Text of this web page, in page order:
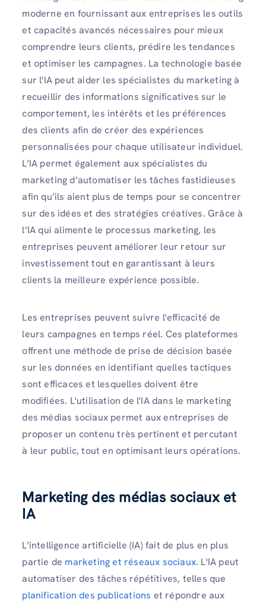
moderne en fournissant aux entreprises les outils
et capacités avancés nécessaires pour mieux
comprendre leurs clients, prédire les tendances
et optimiser les campagnes. La technologie basée
sur l'IA peut aider les spécialistes du marketing à
recueillir des informations significatives sur le
comportement, les intérêts et les préférences
des clients afin de créer des expériences
personnalisées pour chaque utilisateur individuel.
L’IA permet également aux spécialistes du
marketing d’automatiser les tâches fastidieuses
afin qu’ils aient plus de temps pour se concentrer
sur des idées et des stratégies créatives. Grâce à
l’IA qui alimente le processus marketing, les
entreprises peuvent améliorer leur retour sur
investissement tout en garantissant à leurs
clients la meilleure expérience possible.
Les entreprises peuvent suivre l'efficacité de
leurs campagnes en temps réel. Ces plateformes
offrent une méthode de prise de décision basée
sur les données en identifiant quelles tactiques
sont efficaces et lesquelles doivent être
modifiées. L'utilisation de l'IA dans le marketing
des médias sociaux permet aux entreprises de
proposer un contenu très pertinent et percutant
à leur public, tout en optimisant leurs opérations.
Marketing des médias sociaux et
IA
L’intelligence artificielle (IA) fait de plus en plus
partie de marketing et réseaux sociaux. L'IA peut
automatiser des tâches répétitives, telles que
planification des publications et répondre aux